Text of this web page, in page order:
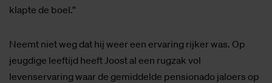
klapte de boel.”
Neemt niet weg dat hij weer een ervaring rijker was. Op
jeugdige leeftijd heeft Joost al een rugzak vol
levenservaring waar de gemiddelde pensionado jaloers op